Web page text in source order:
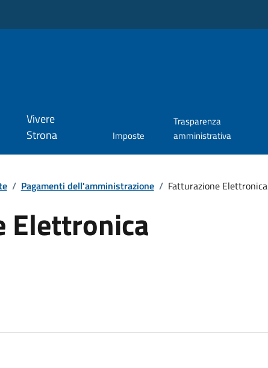
Vivere
Strona
Imposte
Trasparenza
amministrativa
/ Pagamenti dell'amministrazione / Fatturazione Elettronica
Elettronica